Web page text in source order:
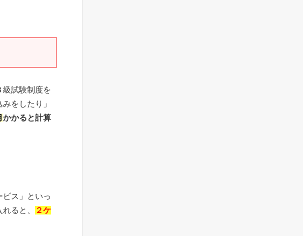
級試験制度を
をしたり」
かかると計算
ビス」といっ
ると、
２ケ